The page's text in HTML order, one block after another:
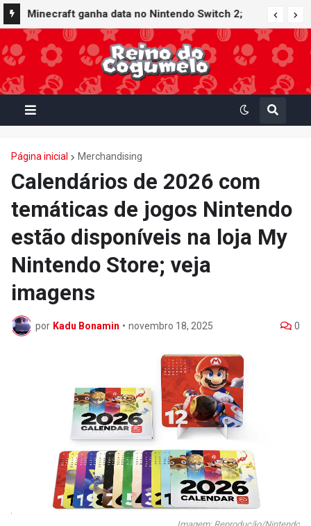
Minecraft ganha data no Nintendo Switch 2;
Super Mario Mash-Up receberá atualização
gráfica exclusiva
Página inicial Merchandising
Calendários de 2026 com
temáticas de jogos Nintendo
estão disponíveis na loja My
Nintendo Store; veja
imagens
por Kadu Bonamin • novembro 18, 2025 0